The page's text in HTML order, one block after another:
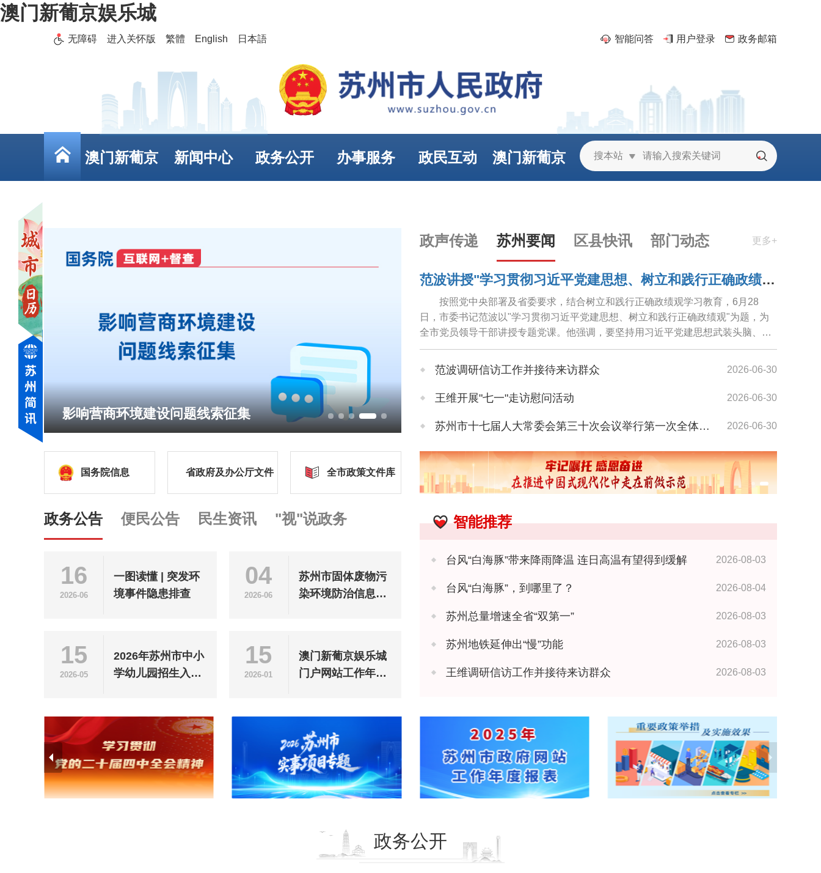
澳门新葡京娱乐城
无障碍 进入关怀版 繁體 English 日本語 智能问答 用户登录 政务邮箱
搜本站
澳门新葡京 新闻中心 政务公开 办事服务 政民互动 澳门新葡京
影响营商环境建设问题线索征集
政声传递 苏州要闻 区县快讯 部门动态 更多+
范波讲授"学习贯彻习近平党建思想、树立和践行正确政绩观"专题党课
按照党中央部署及省委要求，结合树立和践行正确政绩观学习教育，6月28
日，市委书记范波以"学习贯彻习近平党建思想、树立和践行正确政绩观"为题，为
全市党员领导干部讲授专题党课。他强调，要坚持用习近平党建思想武装头脑、指
导实践、推动工作，牢固树立和践...
范波调研信访工作并接待来访群众 2026-06-30
王维开展"七一"走访慰问活动 2026-06-30
苏州市十七届人大常委会第三十次会议举行第一次全体会议 2026-06-30
苏州市人大常委会领导开展"七一"走访慰问 2026-06-30
苏州市政协领导率队开展"七一"走访慰问 2026-06-30
国务院信息 省政府及办公厅文件 全市政策文件库
政务公告 便民公告 民生资讯 "视"说政务
16
2026-06
一图读懂 | 突发环
境事件隐患排查
04
2026-06
苏州市固体废物污
染环境防治信息公
15
2026-05
2026年苏州市中小
学幼儿园招生入学
15
2026-01
澳门新葡京娱乐城
门户网站工作年度
智能推荐
台风“白海豚”带来降雨降温 连日高温有望得到缓解 2026-08-03
台风“白海豚”，到哪里了？ 2026-08-04
苏州总量增速全省“双第一” 2026-08-03
苏州地铁延伸出“慢”功能 2026-08-03
王维调研信访工作并接待来访群众 2026-08-03
政务公开